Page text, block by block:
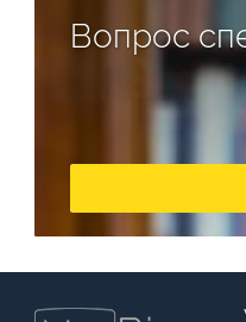
Вопрос